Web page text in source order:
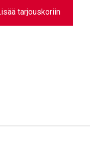
tarjouskoriin